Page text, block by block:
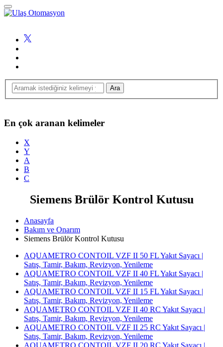
En çok aranan kelimeler
X
Y
A
B
C
Siemens Brülör Kontrol Kutusu
Anasayfa
Bakım ve Onarım
Siemens Brülör Kontrol Kutusu
AQUAMETRO CONTOIL VZF II 50 FL Yakıt Sayacı |
Satış, Tamir, Bakım, Revizyon, Yenileme
AQUAMETRO CONTOIL VZF II 40 FL Yakıt Sayacı |
Satış, Tamir, Bakım, Revizyon, Yenileme
AQUAMETRO CONTOIL VZF II 15 FL Yakıt Sayacı |
Satış, Tamir, Bakım, Revizyon, Yenileme
AQUAMETRO CONTOIL VZF II 40 RC Yakıt Sayacı |
Satış, Tamir, Bakım, Revizyon, Yenileme
AQUAMETRO CONTOIL VZF II 25 RC Yakıt Sayacı |
Satış, Tamir, Bakım, Revizyon, Yenileme
AQUAMETRO CONTOIL VZF II 20 RC Yakıt Sayacı |